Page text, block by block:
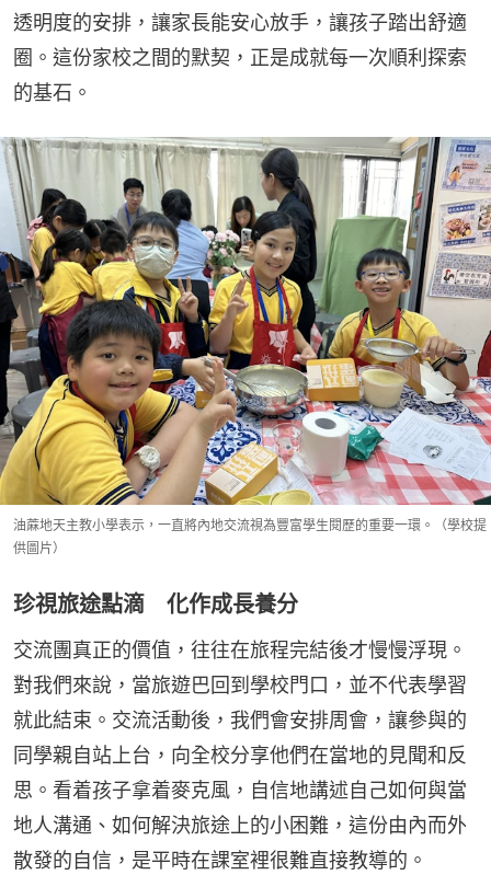
透明度的安排，讓家長能安心放手，讓孩子踏出舒適
圈。這份家校之間的默契，正是成就每一次順利探索
的基石。
油蔴地天主教小學表示，一直將內地交流視為豐富學生閱歷的重要一環。（學校提
供圖片）
珍視旅途點滴 化作成長養分
交流團真正的價值，往往在旅程完結後才慢慢浮現。
對我們來說，當旅遊巴回到學校門口，並不代表學習
就此結束。交流活動後，我們會安排周會，讓參與的
同學親自站上台，向全校分享他們在當地的見聞和反
思。看着孩子拿着麥克風，自信地講述自己如何與當
地人溝通、如何解決旅途上的小困難，這份由內而外
散發的自信，是平時在課室裡很難直接教導的。